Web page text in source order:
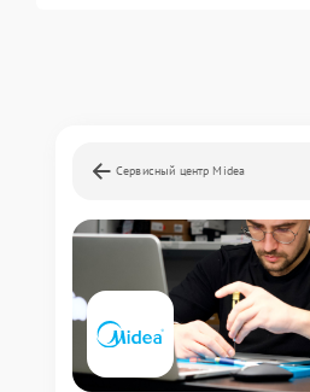
Сервисный центр Midea